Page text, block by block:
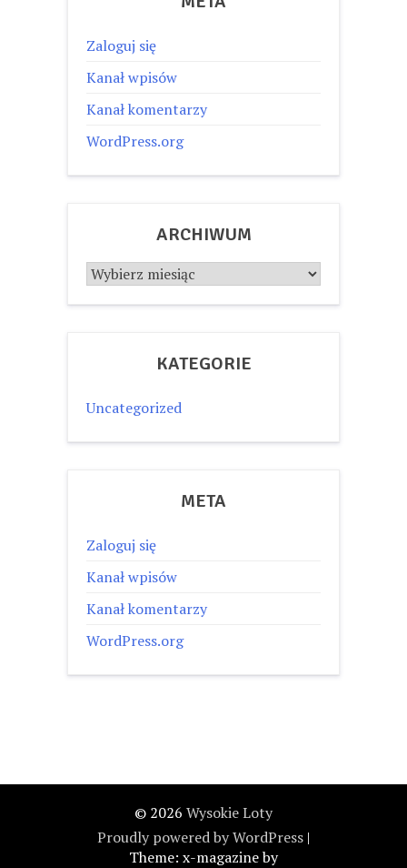
Zaloguj się
Kanał wpisów
Kanał komentarzy
WordPress.org
ARCHIWUM
Archiwum
KATEGORIE
Uncategorized
META
Zaloguj się
Kanał wpisów
Kanał komentarzy
WordPress.org
© 2026 Wysokie Loty
Proudly powered by WordPress |
Theme: x-magazine by